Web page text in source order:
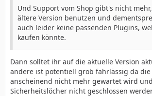
Und Support vom Shop gibt's nicht
ältere Version benutzen und
auch leider keine passenden Plugins,
kaufen könnte.
Dann solltet ihr auf die aktuelle Version
andere ist potentiell grob fahrlässig da die
anscheinend nicht mehr gewartet wird und
Sicherheitslöcher nicht geschlossen